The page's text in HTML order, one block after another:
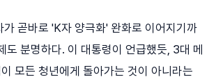
가 곧바로 'K자 양극화' 완화로 이어지기까
도 분명하다. 이 대통령이 언급했듯, 3대 메
모든 청년에게 돌아가는 것이 아니라는